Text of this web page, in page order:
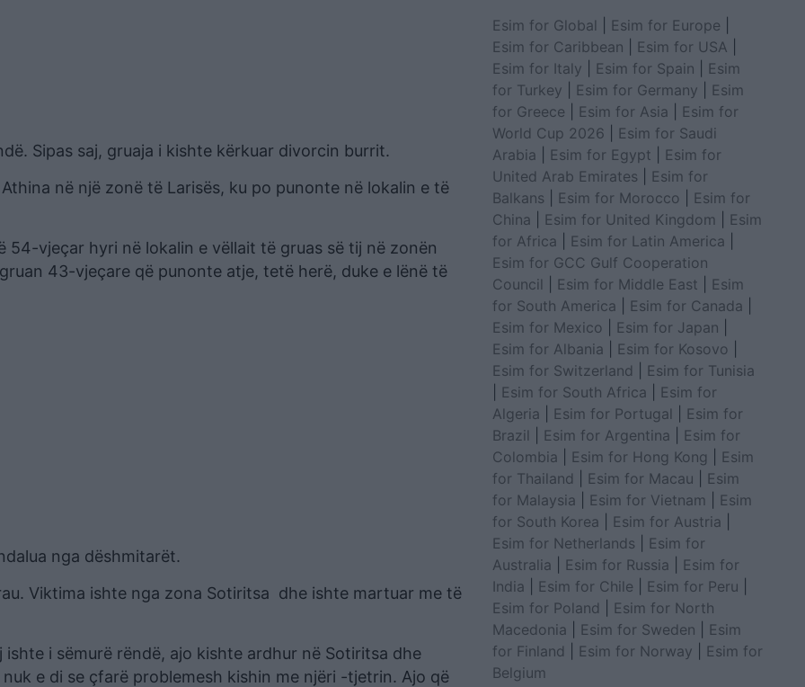
Sipas saj, gruaja i kishte kërkuar divorcin burrit.
në një zonë të Larisës, ku po punonte në lokalin e të
54-vjeçar hyri në lokalin e vëllait të gruas së tij në zonën
43-vjeçare që punonte atje, tetë herë, duke e lënë të
nga dëshmitarët.
Viktima ishte nga zona Sotiritsa dhe ishte martuar me të
ishte i sëmurë rëndë, ajo kishte ardhur në Sotiritsa dhe
e di se çfarë problemesh kishin me njëri -tjetrin. Ajo që
Esim for Global Esim for Europe
Esim for Caribbean
Esim for USA
Esim for Italy
Esim for Spain
Esim
for Turkey
Esim for Germany
Esim
for Greece
Esim for Asia
Esim for
World Cup 2026
Esim for Saudi
Arabia
Esim for Egypt
Esim for
United Arab Emirates
Esim for
Balkans
Esim for Morocco
Esim for
China
Esim for United Kingdom
Esim
for Africa
Esim for Latin America
Esim for GCC Gulf Cooperation
Council
Esim for Middle East
Esim
for South America
Esim for Canada
Esim for Mexico
Esim for Japan
Esim for Albania
Esim for Kosovo
Esim for Switzerland
Esim for Tunisia
Esim for South Africa
Esim for
Algeria
Esim for Portugal
Esim for
Brazil
Esim for Argentina
Esim for
Colombia
Esim for Hong Kong
Esim
for Thailand
Esim for Macau
Esim
for Malaysia
Esim for Vietnam
Esim
for South Korea
Esim for Austria
Esim for Netherlands
Esim for
Australia
Esim for Russia
Esim for
India
Esim for Chile Esim for Peru
Esim for Poland
Esim for North
Macedonia
Esim for Sweden
Esim
for Finland
Esim for Norway
Esim for
Belgium